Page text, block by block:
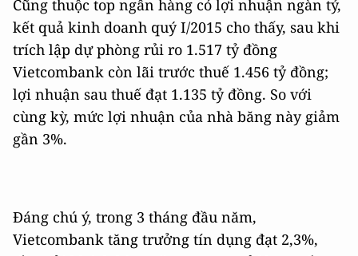
Cũng thuộc top ngân hàng có lợi nhuận ngàn tỷ,
kết quả kinh doanh quý I/2015 cho thấy, sau khi
trích lập dự phòng rủi ro 1.517 tỷ đồng
Vietcombank còn lãi trước thuế 1.456 tỷ đồng;
lợi nhuận sau thuế đạt 1.135 tỷ đồng. So với
cùng kỳ, mức lợi nhuận của nhà băng này giảm
gần 3%.
Đáng chú ý, trong 3 tháng đầu năm,
Vietcombank tăng trưởng tín dụng đạt 2,3%,